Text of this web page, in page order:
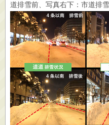
道排雪前、写真右下：市道排雪